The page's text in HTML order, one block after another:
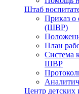
Штаб
Приказ о
(ШВР)
План
Система
ШВР
Центр детских